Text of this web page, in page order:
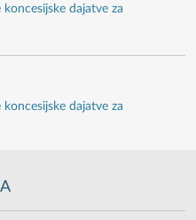
dajatve za
dajatve za